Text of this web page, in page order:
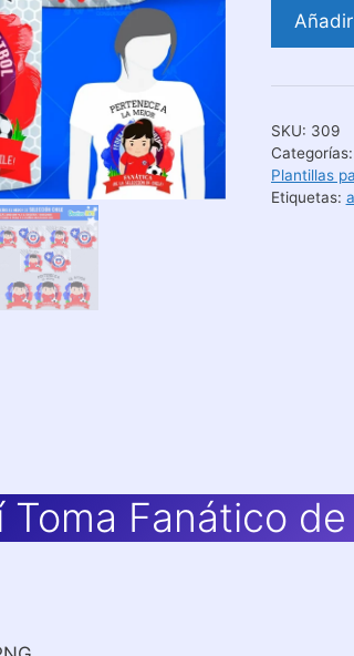
Aquí
de
Selección
de
Chile
SKU: 309
Categorías:
Plantillas
Etiquetas:
Toma Fanático